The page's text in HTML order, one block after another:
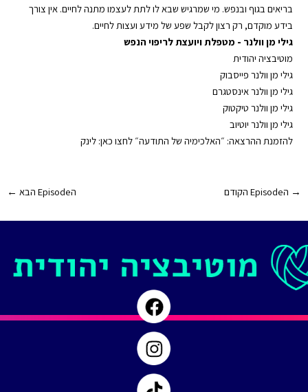
בריאים בגוף ובנפש. מי שמרגיש שבא לו לתת לעצמו מתנה לחיים. אין צורך
בידע מוקדם, רק רצון לקבל שפע של מידע ועצות לחיים.
גילי מן וולנר - ⁠מטפלת ויועצת לריפוי הנפש⁠
מוטיבציה יהודית
גילי מן וולנר פייסבוק⁠
גילי מן וולנר אינסטגרם
גילי מן וולנר טיקטוק
גילי מן וולנר יוטיוב⁠
להזמנת ההרצאה: ״האלכימיה של התודעה״ לחצו כאן: ⁠⁠⁠לינק
Post→ הEpisode הקודם הEpisode הבא ←